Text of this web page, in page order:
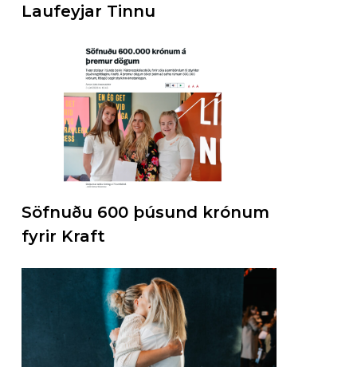
Laufeyjar Tinnu
Söfnuðu 600 þúsund krónum
fyrir Kraft